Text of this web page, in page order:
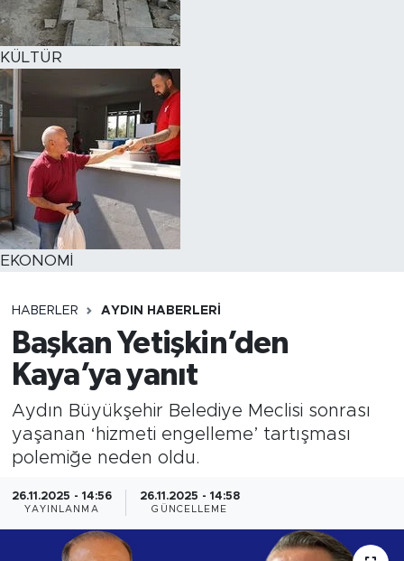
KÜLTÜR
EKONOMİ
HABERLER AYDIN HABERLERI
Başkan Yetişkin’den
Kaya’ya yanıt
Aydın Büyükşehir Belediye Meclisi sonrası
yaşanan ‘hizmeti engelleme’ tartışması
polemiğe neden oldu.
26.11.2025 - 14:56
YAYINLANMA
26.11.2025 - 14:58
GÜNCELLEME